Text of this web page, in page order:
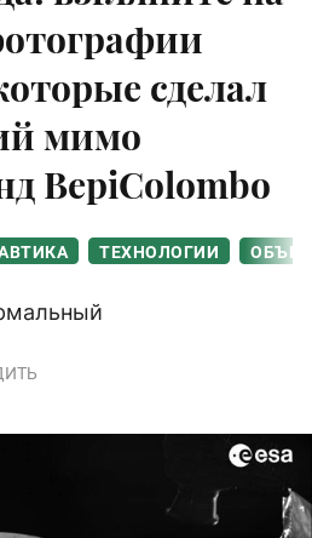
сделал
мимо
BepiColombo
ТЕХНОЛОГИИ